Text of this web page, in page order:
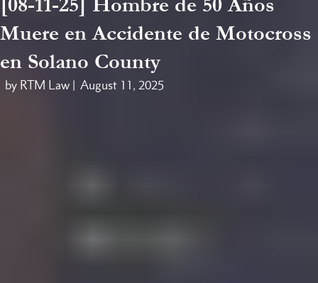
Muere en Accidente de Motocross
en Solano County
by RTM Law | August 11, 2025